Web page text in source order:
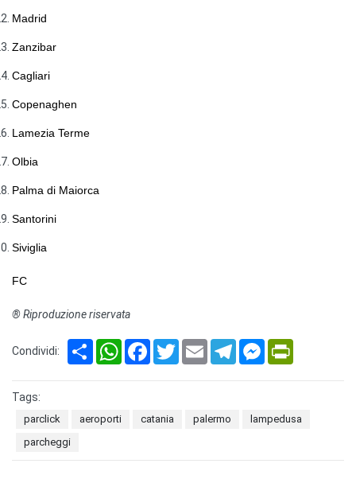
Madrid
Zanzibar
Cagliari
Copenaghen
Lamezia Terme
Olbia
Palma di Maiorca
Santorini
Siviglia
FC
® Riproduzione riservata
Condividi: Share WhatsAppFacebook
TwitterEmail TelegramMessenger
Tags:
parclick aeroporti catania palermo
lampedusa
parcheggi